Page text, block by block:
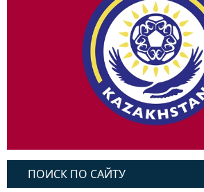
ПОИСК ПО САЙТУ